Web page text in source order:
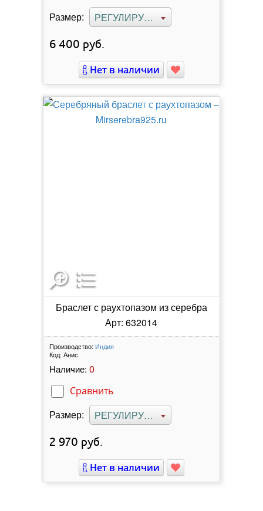
Размер: РЕГУЛИРУЕМЫЙ
6 400 руб.
Нет в наличии
Браслет с раухтопазом из серебра
Арт: 632014
Производство: Индия
Код: Анис
Наличие: 0
Сравнить
Размер: РЕГУЛИРУЕМЫЙ
2 970 руб.
Нет в наличии